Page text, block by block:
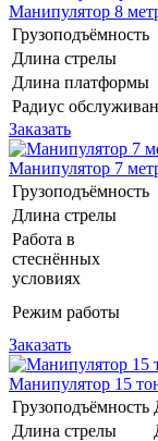
Манипулятор 8
Грузоподъёмность
Длина стрелы
Длина платформы
Радиус
Заказать
Манипулятор 7
Грузоподъёмность
Длина стрелы
Работа в
стеснённых
условиях
Режим работы
Заказать
Манипулятор 15
Грузоподъёмность
Длина стрелы